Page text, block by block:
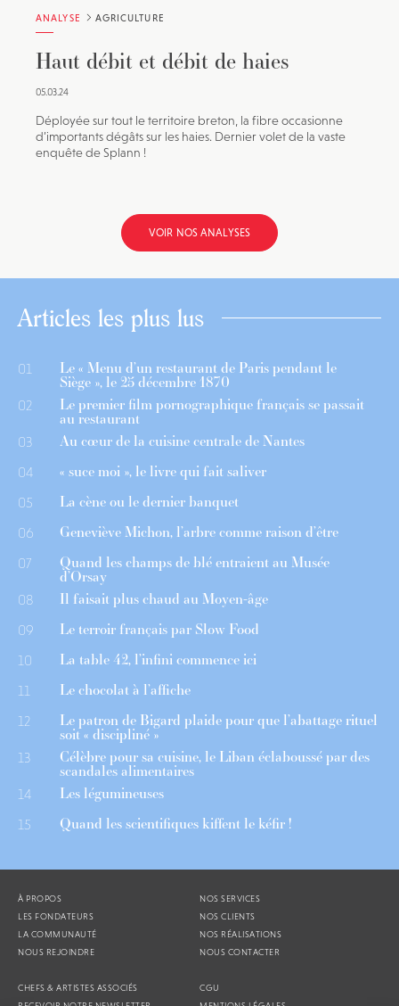
ANALYSE AGRICULTURE
Haut débit et débit de haies
05.03.24
Déployée sur tout le territoire breton, la fibre occasionne
d’importants dégâts sur les haies. Dernier volet de la vaste
enquête de Splann !
VOIR NOS ANALYSES
Articles les plus lus
01 Le « Menu d’un restaurant de Paris pendant le
Siège », le 25 décembre 1870
02 Le premier film pornographique français se passait
au restaurant
03 Au cœur de la cuisine centrale de Nantes
04 « suce moi », le livre qui fait saliver
05 La cène ou le dernier banquet
06 Geneviève Michon, l’arbre comme raison d’être
07 Quand les champs de blé entraient au Musée
d’Orsay
08 Il faisait plus chaud au Moyen-âge
09 Le terroir français par Slow Food
10 La table 42, l’infini commence ici
11 Le chocolat à l’affiche
12 Le patron de Bigard plaide pour que l’abattage rituel
soit « discipliné »
13 Célèbre pour sa cuisine, le Liban éclaboussé par des
scandales alimentaires
14 Les légumineuses
15 Quand les scientifiques kiffent le kéfir !
À PROPOS
LES FONDATEURS
LA COMMUNAUTÉ
NOUS REJOINDRE
NOS SERVICES
NOS CLIENTS
NOS RÉALISATIONS
NOUS CONTACTER
CHEFS & ARTISTES ASSOCIÉS
CGU